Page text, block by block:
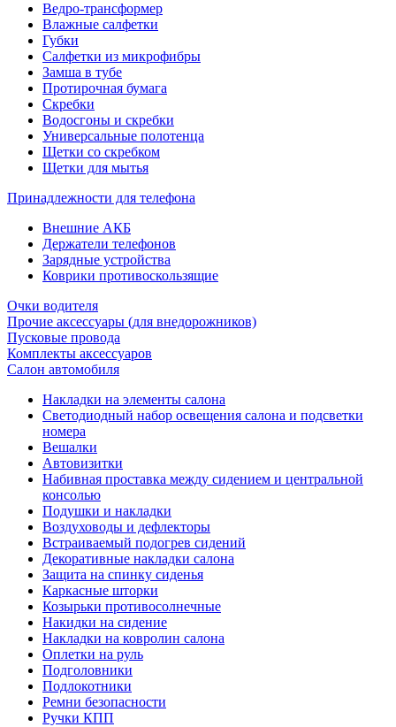
Ведро-трансформер
Влажные салфетки
Губки
Салфетки из микрофибры
Замша в тубе
Протирочная бумага
Скребки
Водосгоны и скребки
Универсальные полотенца
Щетки со скребком
Щетки для мытья
Принадлежности для телефона
Внешние АКБ
Держатели телефонов
Зарядные устройства
Коврики противоскользящие
Очки водителя
Прочие аксессуары (для внедорожников)
Пусковые провода
Комплекты аксессуаров
Салон автомобиля
Накладки на элементы салона
Светодиодный набор освещения салона и подсветки
номера
Вешалки
Автовизитки
Набивная проставка между сидением и центральной
консолью
Подушки и накладки
Воздуховоды и дефлекторы
Встраиваемый подогрев сидений
Декоративные накладки салона
Защита на спинку сиденья
Каркасные шторки
Козырьки противосолнечные
Накидки на сидение
Накладки на ковролин салона
Оплетки на руль
Подголовники
Подлокотники
Ремни безопасности
Ручки КПП